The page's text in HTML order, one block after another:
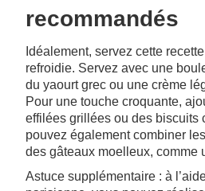
recommandés
Idéalement, servez cette
refroidie. Servez avec une
du yaourt grec ou une crème
Pour une touche croquante,
effilées grillées ou des biscuits
pouvez également combiner
des gâteaux moelleux, comme
Astuce supplémentaire : à